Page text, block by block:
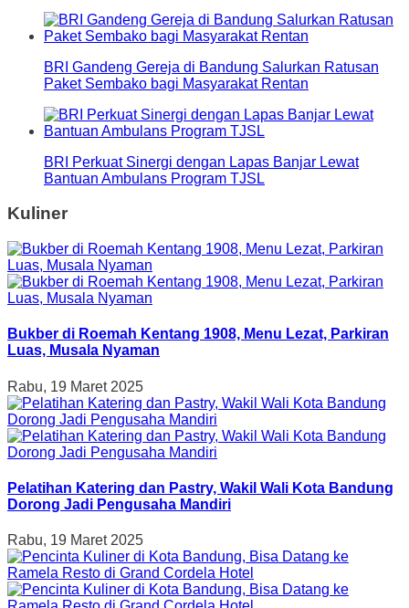
BRI Gandeng Gereja di Bandung Salurkan Ratusan
Paket Sembako bagi Masyarakat Rentan
BRI Perkuat Sinergi dengan Lapas Banjar Lewat
Bantuan Ambulans Program TJSL
Kuliner
Bukber di Roemah Kentang 1908, Menu Lezat, Parkiran
Luas, Musala Nyaman
Rabu, 19 Maret 2025
Pelatihan Katering dan Pastry, Wakil Wali Kota Bandung
Dorong Jadi Pengusaha Mandiri
Rabu, 19 Maret 2025